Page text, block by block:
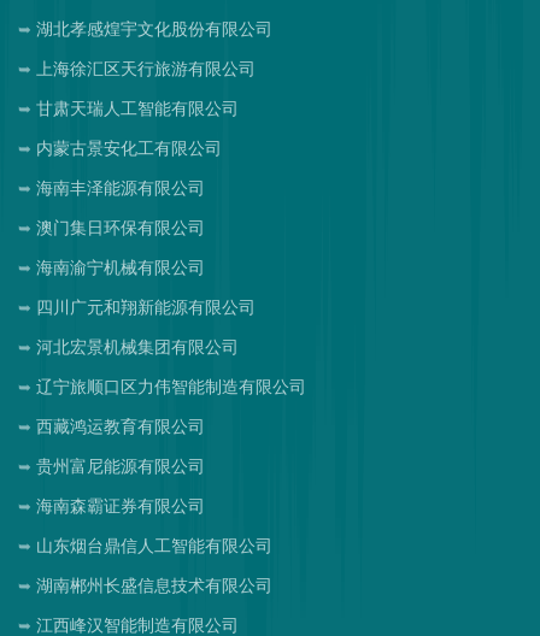
湖北孝感煌宇文化股份有限公司
上海徐汇区天行旅游有限公司
甘肃天瑞人工智能有限公司
内蒙古景安化工有限公司
海南丰泽能源有限公司
澳门集日环保有限公司
海南渝宁机械有限公司
四川广元和翔新能源有限公司
河北宏景机械集团有限公司
辽宁旅顺口区力伟智能制造有限公司
西藏鸿运教育有限公司
贵州富尼能源有限公司
海南森霸证券有限公司
山东烟台鼎信人工智能有限公司
湖南郴州长盛信息技术有限公司
江西峰汉智能制造有限公司